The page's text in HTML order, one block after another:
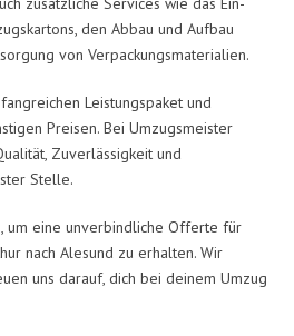
den Abbau und Aufbau
von Verpackungsmaterialien.
Leistungspaket und
Preisen. Bei Umzugsmeister
Zuverlässigkeit und
Stelle.
um eine unverbindliche Offerte für
nach Alesund zu erhalten. Wir
uns darauf, dich bei deinem Umzug